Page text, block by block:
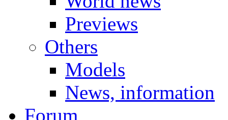
Previews
Others
Models
News, information
Forum